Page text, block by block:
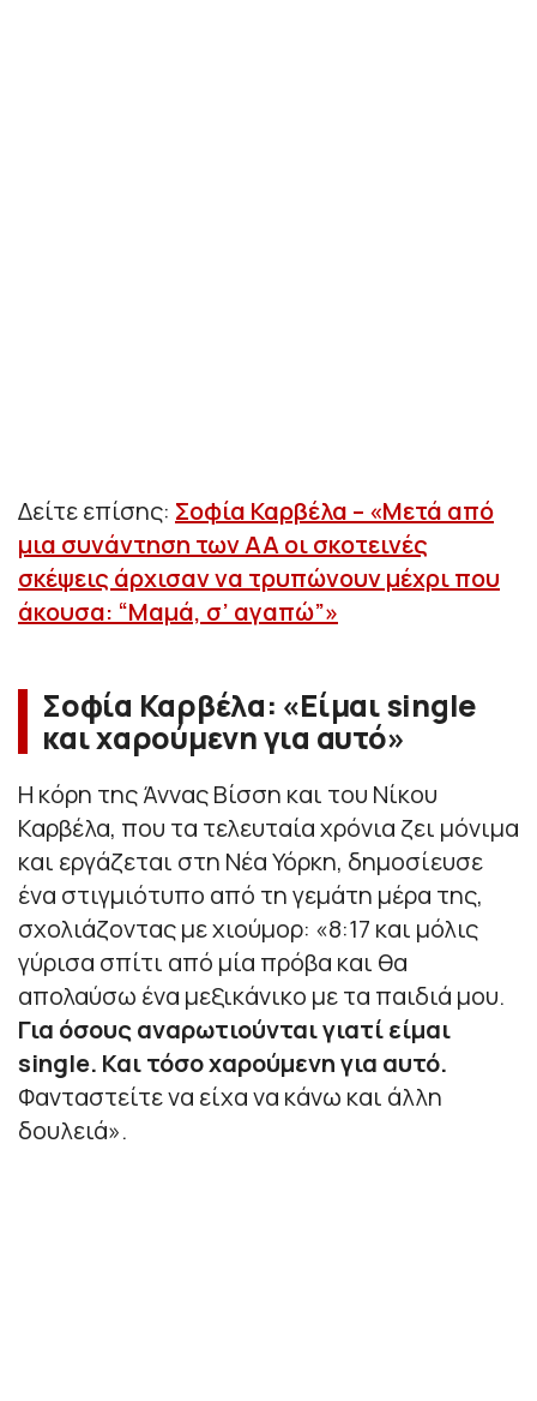
Δείτε επίσης: Σοφία Καρβέλα – «Μετά από
μια συνάντηση των ΑΑ οι σκοτεινές
σκέψεις άρχισαν να τρυπώνουν μέχρι που
άκουσα: “Μαμά, σ’ αγαπώ”»
Σοφία Καρβέλα: «Είμαι single
και χαρούμενη για αυτό»
Η κόρη της Άννας Βίσση και του Νίκου
Καρβέλα, που τα τελευταία χρόνια ζει μόνιμα
και εργάζεται στη Νέα Υόρκη, δημοσίευσε
ένα στιγμιότυπο από τη γεμάτη μέρα της,
σχολιάζοντας με χιούμορ: «8:17 και μόλις
γύρισα σπίτι από μία πρόβα και θα
απολαύσω ένα μεξικάνικο με τα παιδιά μου.
Για όσους αναρωτιούνται γιατί είμαι
single. Και τόσο χαρούμενη για αυτό.
Φανταστείτε να είχα να κάνω και άλλη
δουλειά».